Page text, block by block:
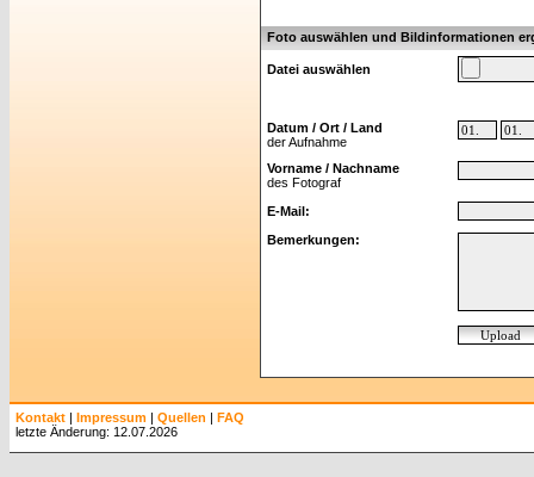
Foto auswählen und Bildinformationen
Datei auswählen
Datum / Ort / Land
der Aufnahme
Vorname / Nachname
des Fotograf
E-Mail:
Bemerkungen:
Kontakt | Impressum | Quellen | FAQ
letzte Änderung: 12.07.2026